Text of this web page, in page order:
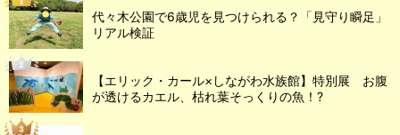
代々木公園で6歳児を見つけられる？「見守り瞬足」
リアル検証
【エリック・カール×しながわ水族館】特別展 お腹
が透けるカエル、枯れ葉そっくりの魚！?